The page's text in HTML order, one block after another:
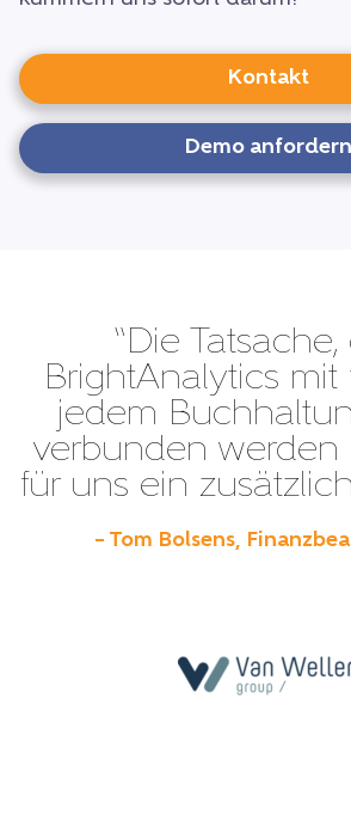
Kontakt
Demo anfordern
“Die Tatsache,
BrightAnalytics mit
jedem
verbunden werden
für uns ein
– Tom Bolsens,